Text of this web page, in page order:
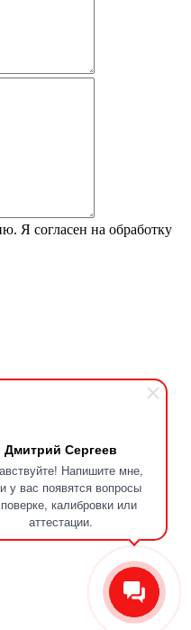
Дмитрий Сергеев
Напишите мне,
у вас появятся вопросы
калибровки или
аттестации.
Я согласен на обработку